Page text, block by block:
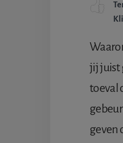
jij juist
toeval
geven